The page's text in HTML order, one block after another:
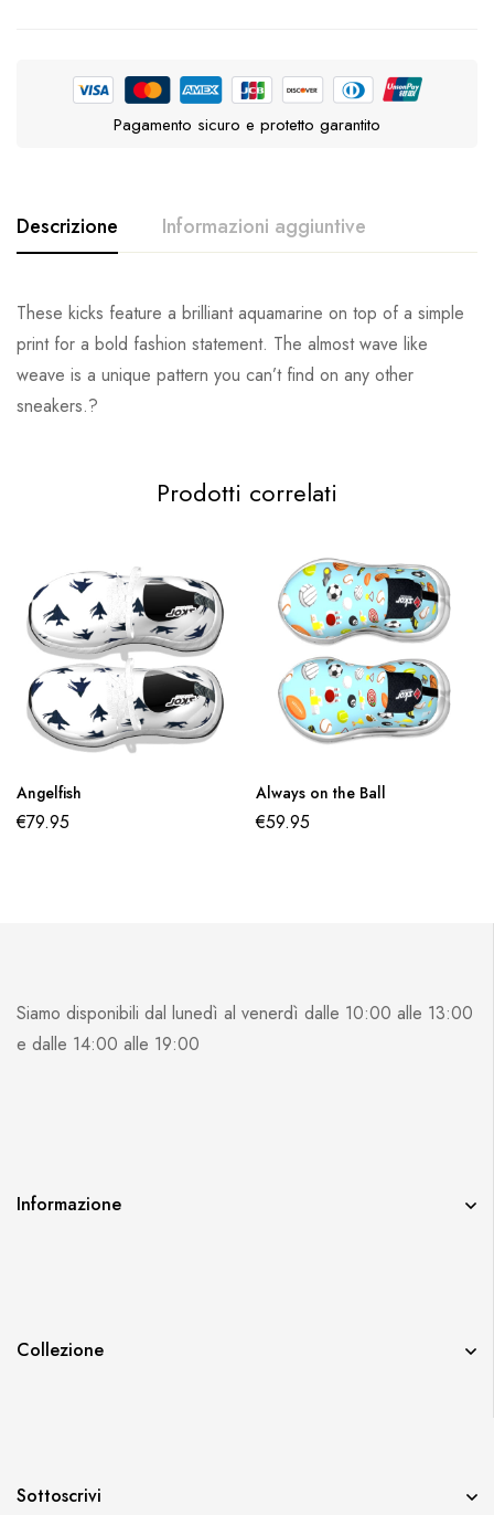
Pagamento sicuro e protetto garantito
Descrizione Informazioni aggiuntive
These kicks feature a brilliant aquamarine on top of a simple
print for a bold fashion statement. The almost wave like
weave is a unique pattern you can’t find on any other
sneakers.?
Peso 1 kg
Taille
M 3 / W 6, M 4 / W 7, M 5 / W 8, M 6 / W 9, M 7
/ W 10, M 8 / W 11, M 9 / W 12, M 10 / W 13, M
11 / W 14, M 12 / W 15
Prodotti correlati
Angelfish
€79.95
Always on the Ball
€59.95
Siamo disponibili dal lunedì al venerdì dalle 10:00 alle 13:00
e dalle 14:00 alle 19:00
Informazione
Collezione
Sottoscrivi